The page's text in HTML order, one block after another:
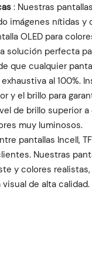
: Nuestras
imágenes nítidas
OLED para
solución perfecta
que cualquier
al 100%.
y el brillo para
de brillo superior
muy luminosos.
pantallas Incell,
Nuestras
y colores
de alta calidad.